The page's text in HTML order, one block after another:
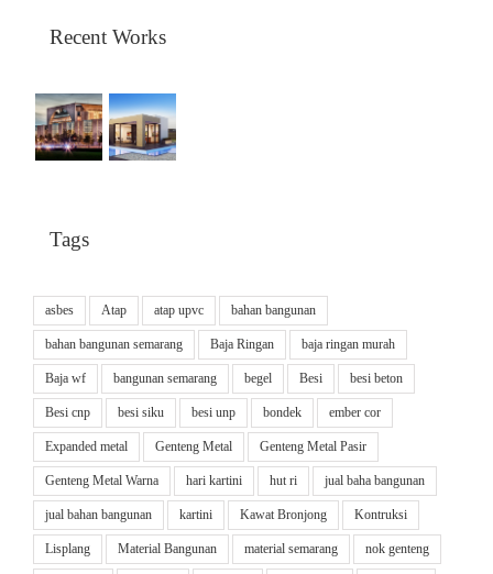
Recent Works
Tags
asbes Atap atap upvc bahan bangunan
bahan bangunan semarang Baja Ringan baja ringan murah
Baja wf bangunan semarang begel Besi besi beton
Besi cnp besi siku besi unp bondek ember cor
Expanded metal Genteng Metal Genteng Metal Pasir
Genteng Metal Warna hari kartini hut ri jual baha bangunan
jual bahan bangunan kartini Kawat Bronjong Kontruksi
Lisplang Material Bangunan material semarang nok genteng